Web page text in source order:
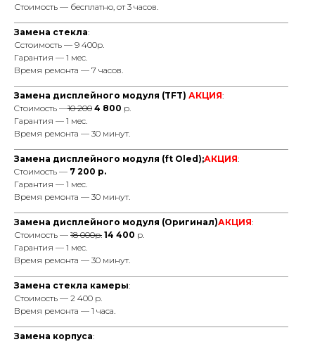
Стоимость — бесплатно, от 3 часов.
Замена стекла:
Сстоимость — 9 400р.
Гарантия — 1 мес.
Время ремонта — 7 часов.
Замена дисплейного модуля (TFT) АКЦИЯ:
Cтоимость —10 200 4 800 р.
Гарантия — 1 мес.
Время ремонта — 30 минут.
Замена дисплейного модуля (ft Oled);АКЦИЯ:
Cтоимость — 7 200 р.
Гарантия — 1 мес.
Время ремонта — 30 минут.
Замена дисплейного модуля (Оригинал)АКЦИЯ:
Стоимость — 18 000р. 14 400 р.
Гарантия — 1 мес.
Время ремонта — 30 минут.
Замена стекла камеры:
Стоимость — 2 400 р.
Время ремонта — 1 часа.
Замена корпуса: